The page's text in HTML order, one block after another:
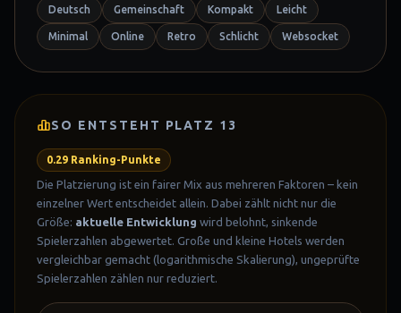
Deutsch Gemeinschaft Kompakt Leicht
Minimal Online Retro Schlicht Websocket
SO ENTSTEHT PLATZ 13
0.29 Ranking-Punkte
Die Platzierung ist ein fairer Mix aus mehreren Faktoren – kein
einzelner Wert entscheidet allein. Dabei zählt nicht nur die
Größe: aktuelle Entwicklung wird belohnt, sinkende
Spielerzahlen abgewertet. Große und kleine Hotels werden
vergleichbar gemacht (logarithmische Skalierung), ungeprüfte
Spielerzahlen zählen nur reduziert.